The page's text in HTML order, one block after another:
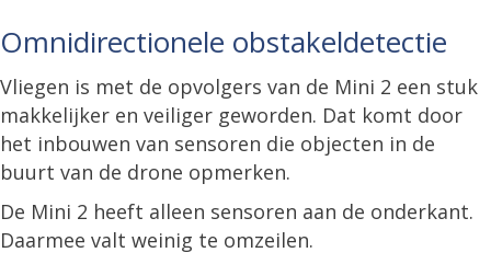
Omnidirectionele obstakeldetectie
Vliegen is met de opvolgers van de Mini 2 een stuk
makkelijker en veiliger geworden. Dat komt door
het inbouwen van sensoren die objecten in de
buurt van de drone opmerken.
De Mini 2 heeft alleen sensoren aan de onderkant.
Daarmee valt weinig te omzeilen.